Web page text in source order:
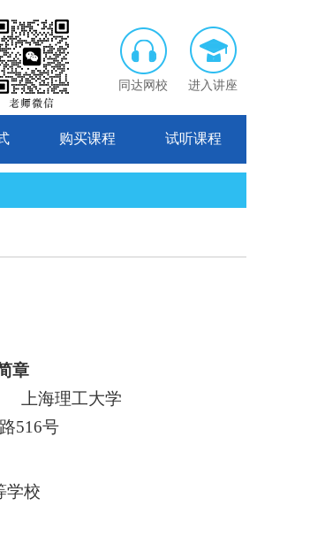
同达网校 进入讲座
购买课程 试听课程
章
上海理工大学
516号
学校